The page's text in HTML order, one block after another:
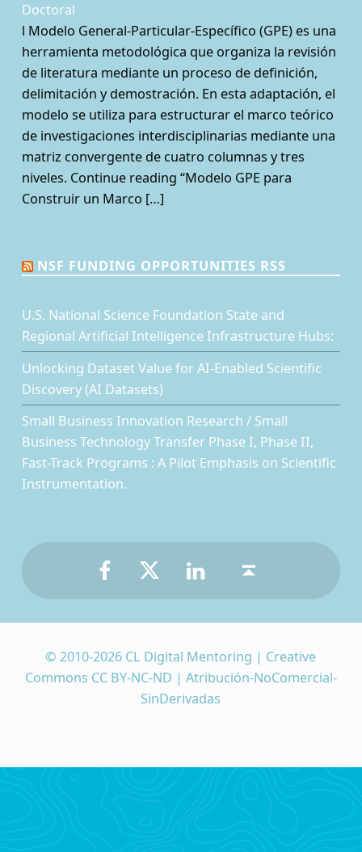
Doctoral
l Modelo General-Particular-Específico (GPE) es una
herramienta metodológica que organiza la revisión
de literatura mediante un proceso de definición,
delimitación y demostración. En esta adaptación, el
modelo se utiliza para estructurar el marco teórico
de investigaciones interdisciplinarias mediante una
matriz convergente de cuatro columnas y tres
niveles. Continue reading “Modelo GPE para
Construir un Marco […]
NSF FUNDING OPPORTUNITIES RSS
U.S. National Science Foundation State and
Regional Artificial Intelligence Infrastructure Hubs:
Unlocking Dataset Value for AI-Enabled Scientific
Discovery (AI Datasets)
Small Business Innovation Research / Small
Business Technology Transfer Phase I, Phase II,
Fast-Track Programs : A Pilot Emphasis on Scientific
Instrumentation.
© 2010-2026 CL Digital Mentoring | Creative
Commons CC BY-NC-ND | Atribución-NoComercial-
SinDerivadas